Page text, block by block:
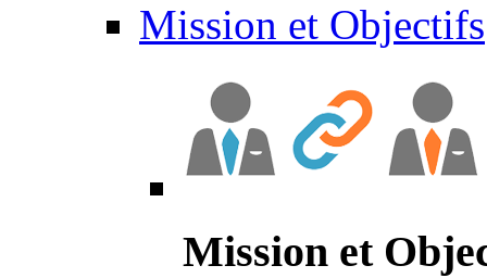
Mission et Objectifs
Mission et